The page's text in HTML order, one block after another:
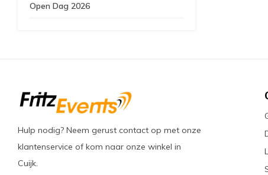
Open Dag 2026
Hulp nodig? Neem gerust contact op met onze
klantenservice of kom naar onze winkel in
Cuijk.